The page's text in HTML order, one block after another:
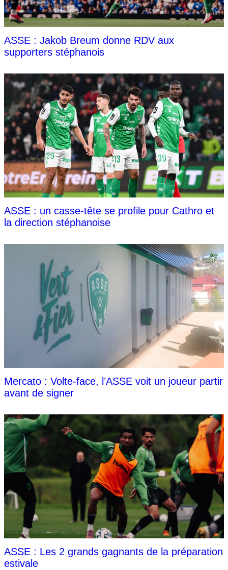
ASSE : Jakob Breum donne RDV aux
supporters stéphanois
ASSE : un casse-tête se profile pour Cathro et
la direction stéphanoise
Mercato : Volte-face, l’ASSE voit un joueur partir
avant de signer
ASSE : Les 2 grands gagnants de la préparation
estivale